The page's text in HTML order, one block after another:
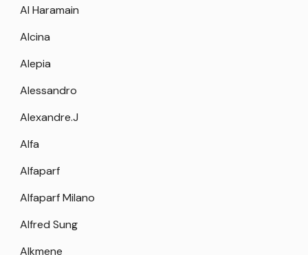
Al Haramain
Alcina
Alepia
Alessandro
Alexandre.J
Alfa
Alfaparf
Alfaparf Milano
Alfred Sung
Alkmene